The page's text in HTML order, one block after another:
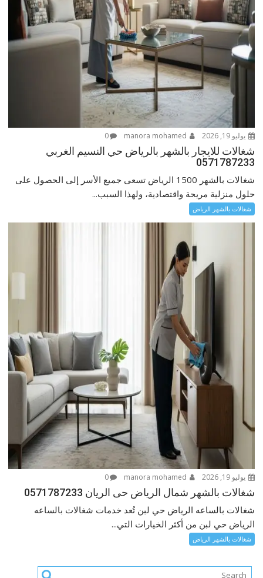
يوليو 19, 2026 0
شغالات للايجار بالشهر بالرياض حي النسيم الغربي
0571787233
شغالات بالشهر 1500 الرياض تسعى جميع الأسر إلى الحصول على
حلول منزلية مريحة واقتصادية، ولهذا السبب...
شغالات بالشهر الرياض
يوليو 19, 2026 0
شغالات بالشهر شمال الرياض حى الريان 0571787233
شغالات بالساعه الرياض حي لبن تُعد خدمات شغالات بالساعه
الرياض حي لبن من أكثر الخيارات التي...
شغالات بالشهر الرياض